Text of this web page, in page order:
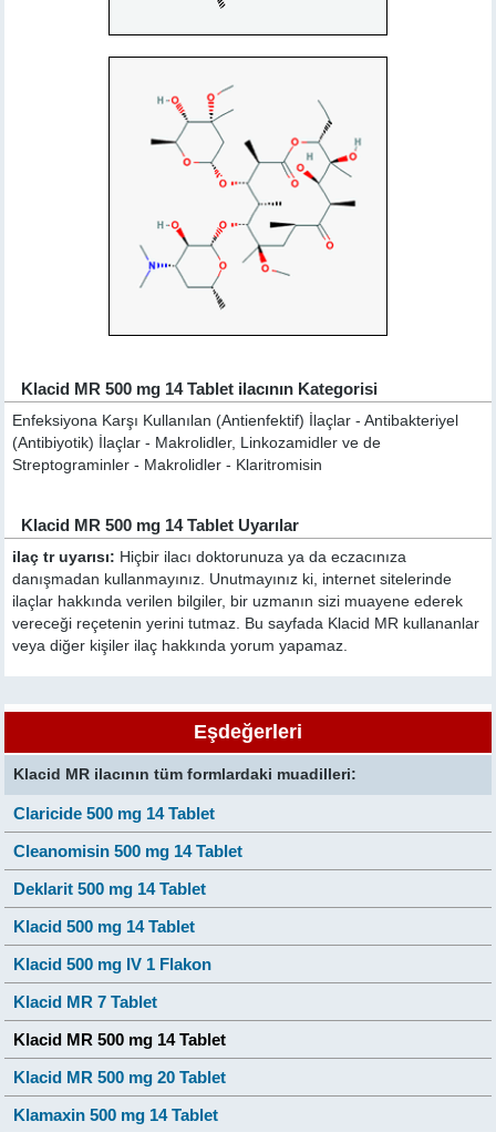
Klacid MR 500 mg 14 Tablet ilacının Kategorisi
Enfeksiyona Karşı Kullanılan (Antienfektif) İlaçlar - Antibakteriyel
(Antibiyotik) İlaçlar - Makrolidler, Linkozamidler ve de
Streptograminler - Makrolidler - Klaritromisin
Klacid MR 500 mg 14 Tablet Uyarılar
ilaç tr uyarısı: Hiçbir ilacı doktorunuza ya da eczacınıza
danışmadan kullanmayınız. Unutmayınız ki, internet sitelerinde
ilaçlar hakkında verilen bilgiler, bir uzmanın sizi muayene ederek
vereceği reçetenin yerini tutmaz. Bu sayfada Klacid MR kullananlar
veya diğer kişiler ilaç hakkında yorum yapamaz.
Eşdeğerleri
Klacid MR ilacının tüm formlardaki muadilleri:
Claricide 500 mg 14 Tablet
Cleanomisin 500 mg 14 Tablet
Deklarit 500 mg 14 Tablet
Klacid 500 mg 14 Tablet
Klacid 500 mg IV 1 Flakon
Klacid MR 7 Tablet
Klacid MR 500 mg 14 Tablet
Klacid MR 500 mg 20 Tablet
Klamaxin 500 mg 14 Tablet